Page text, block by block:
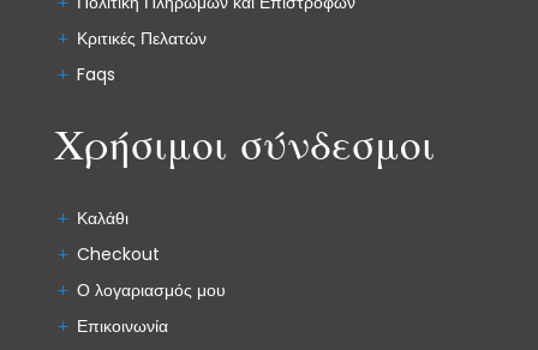
Κριτικές Πελατών
Faqs
Χρήσιμοι σύνδεσμοι
Καλάθι
Checkout
Ο λογαριασμός μου
Επικοινωνία